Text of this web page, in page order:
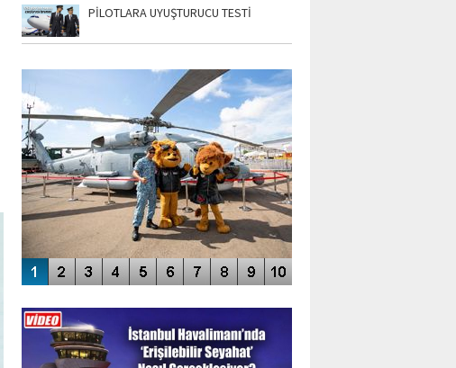
PİLOTLARA UYUŞTURUCU TESTİ
SİNGAPUR AIRSHOW-2020
ENGELLERİN AŞILDIĞI HAVALİMANI